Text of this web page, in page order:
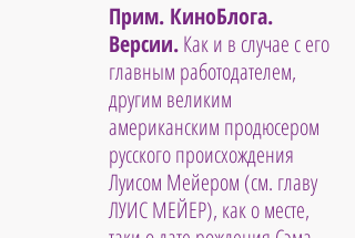
Прим. КиноБлога.
Версии.Как и в случае с его
главным работодателем,
другим великим
американским продюсером
русского происхождения
Луисом Мейером (см. главу
ЛУИС МЕЙЕР), как о месте,